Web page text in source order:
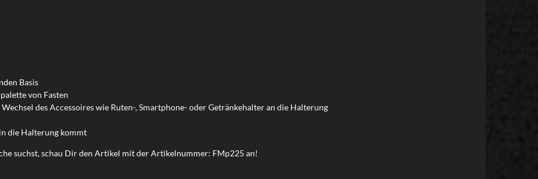
Basis
von Fasten
des Accessoires wie Ruten-, Smartphone- oder Getränkehalter an die Halterung
die Halterung kommt
suchst, schau Dir den Artikel mit der Artikelnummer: FMp225 an!